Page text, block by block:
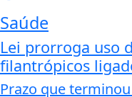
Saúde
Lei prorroga uso
filantrópicos
Prazo que